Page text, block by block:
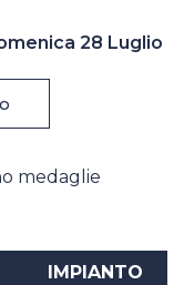
28 Luglio
medaglie
IMPIANTO